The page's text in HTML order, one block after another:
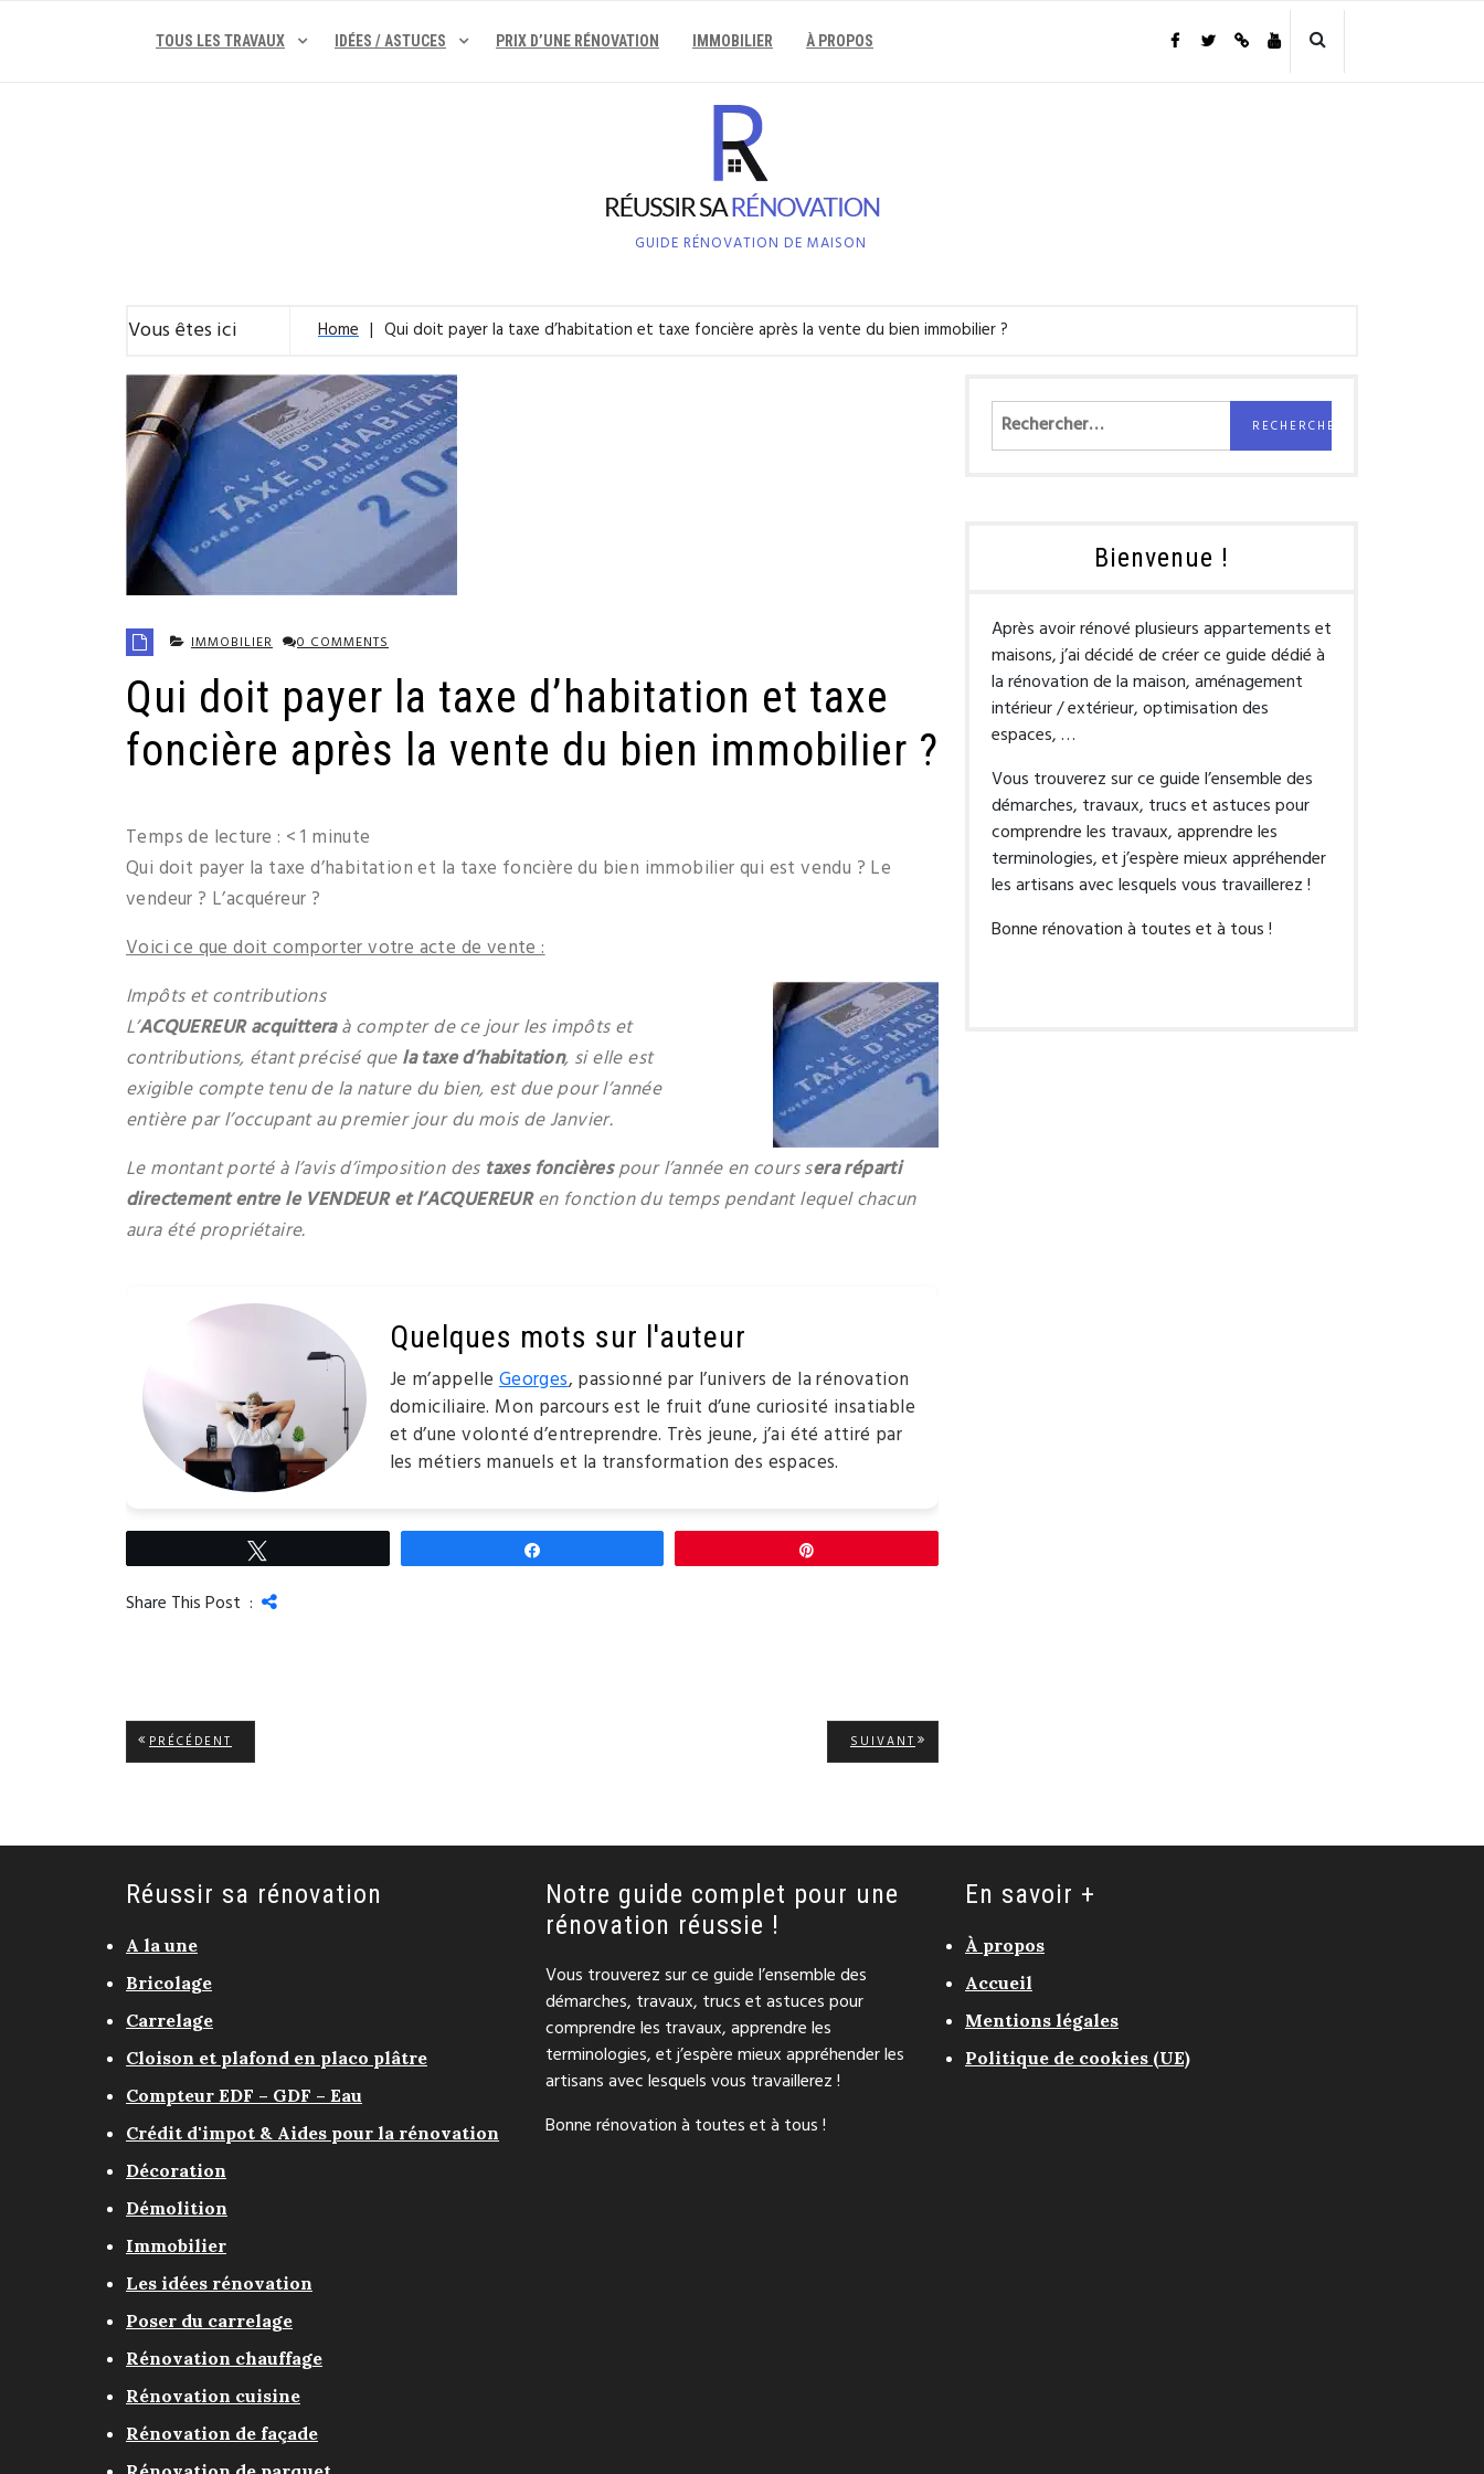
TOUS LES TRAVAUX IDÉES / ASTUCES PRIX D’UNE RÉNOVATION IMMOBILIER À PROPOS
GUIDE RÉNOVATION DE MAISON
Vous êtes ici Home Qui doit payer la taxe d’habitation et taxe foncière après la vente du bien immobilier ?
IMMOBILIER 0 COMMENTS
Qui doit payer la taxe d’habitation et taxe
foncière après la vente du bien immobilier ?
Temps de lecture : < 1 minute
Qui doit payer la taxe d’habitation et la taxe foncière du bien immobilier qui est vendu ? Le
vendeur ? L’acquéreur ?
Voici ce que doit comporter votre acte de vente :
Impôts et contributions
L’ACQUEREUR acquitteraà compter de ce jour les impôts et
contributions, étant précisé quela taxe d’habitation, si elle est
exigible compte tenu de la nature du bien, est due pour l’année
entière par l’occupant au premier jour du mois de Janvier.
Le montant porté à l’avis d’imposition des taxes foncièrespour l’année en cours sera réparti
directement entre le VENDEUR et l’ACQUEREURen fonction du temps pendant lequel chacun
aura été propriétaire.
Quelques mots sur l'auteur
Je m’appelleGeorges, passionné par l’univers de la rénovation
domiciliaire. Mon parcours est le fruit d’une curiosité insatiable
et d’une volonté d’entreprendre. Très jeune, j’ai été attiré par
les métiers manuels et la transformation des espaces.
Share This Post :
Navigation
PRÉCÉDENT SUIVANT ARTICLE
Rechercher :
Bienvenue !
Après avoir rénové plusieurs appartements et
maisons, j’ai décidé de créer ce guide dédié à
la rénovation de la maison, aménagement
intérieur / extérieur, optimisation des
espaces, …
Vous trouverez sur ce guide l’ensemble des
démarches, travaux, trucs et astuces pour
comprendre les travaux, apprendre les
terminologies, et j’espère mieux appréhender
les artisans avec lesquels vous travaillerez !
Bonne rénovation à toutes et à tous !
Réussir sa rénovation
A la une
Bricolage
Carrelage
Cloison et plafond en placo plâtre
Compteur EDF – GDF – Eau
Crédit d'impot & Aides pour la rénovation
Décoration
Démolition
Immobilier
Les idées rénovation
Poser du carrelage
Rénovation chauffage
Rénovation cuisine
Rénovation de façade
Notre guide complet pour une
rénovation réussie !
Vous trouverez sur ce guide l’ensemble des
démarches, travaux, trucs et astuces pour
comprendre les travaux, apprendre les
terminologies, et j’espère mieux appréhender les
artisans avec lesquels vous travaillerez !
Bonne rénovation à toutes et à tous !
En savoir +
À propos
Accueil
Mentions légales
Politique de cookies (UE)